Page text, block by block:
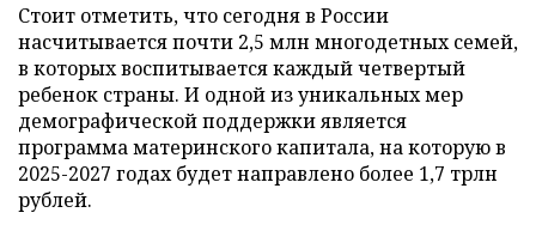
Стоит отметить, что сегодня в России
насчитывается почти 2,5 млн многодетных семей,
в которых воспитывается каждый четвертый
ребенок страны. И одной из уникальных мер
демографической поддержки является
программа материнского капитала, на которую в
2025-2027 годах будет направлено более 1,7 трлн
рублей.